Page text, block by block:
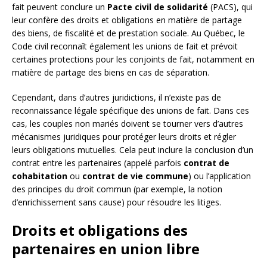
fait peuvent conclure un Pacte civil de solidarité (PACS), qui
leur confère des droits et obligations en matière de partage
des biens, de fiscalité et de prestation sociale. Au Québec, le
Code civil reconnaît également les unions de fait et prévoit
certaines protections pour les conjoints de fait, notamment en
matière de partage des biens en cas de séparation.
Cependant, dans d’autres juridictions, il n’existe pas de
reconnaissance légale spécifique des unions de fait. Dans ces
cas, les couples non mariés doivent se tourner vers d’autres
mécanismes juridiques pour protéger leurs droits et régler
leurs obligations mutuelles. Cela peut inclure la conclusion d’un
contrat entre les partenaires (appelé parfois contrat de
cohabitation ou contrat de vie commune) ou l’application
des principes du droit commun (par exemple, la notion
d’enrichissement sans cause) pour résoudre les litiges.
Droits et obligations des
partenaires en union libre